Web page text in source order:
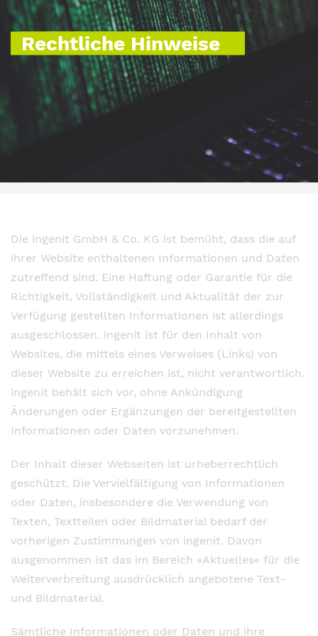
Rechtliche Hinweise
Die ingenit GmbH & Co. KG ist bemüht, dass die auf
ihrer Website enthaltenen Informationen und Daten
zutreffend sind. Eine Haftung oder Garantie für die
Richtigkeit, Vollständigkeit und Aktualität der zur
Verfügung gestellten Informationen ist allerdings
ausgeschlossen. ingenit ist für den Inhalt von
Websites, die mittels eines Verweises (Links) von
dieser Website zu erreichen ist, nicht verantwortlich.
ingenit behält sich vor, ohne Ankündigung
Änderungen oder Ergänzungen der bereitgestellten
Informationen oder Daten vorzunehmen.
Der Inhalt dieser Webseiten ist urheberrechtlich
geschützt. Die Vervielfältigung von Informationen
oder Daten, insbesondere die Verwendung von
Texten, Textteilen oder Bildmaterial bedarf der
vorherigen Zustimmungen von ingenit. Davon
ausgenommen ist das im Bereich »Aktuelles« für die
Weiterverbreitung ausdrücklich angebotene Text-
und Bildmaterial.
Sämtliche Informationen oder Daten und ihre